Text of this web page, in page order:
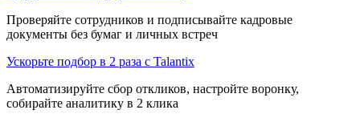
Проверяйте сотрудников и подписывайте кадровые
документы без бумаг и личных встреч
Ускорьте подбор в 2 раза с Talantix
Автоматизируйте сбор откликов, настройте воронку,
собирайте аналитику в 2 клика